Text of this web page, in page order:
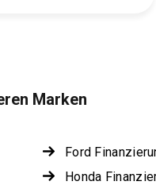
Marken
Ford
Honda